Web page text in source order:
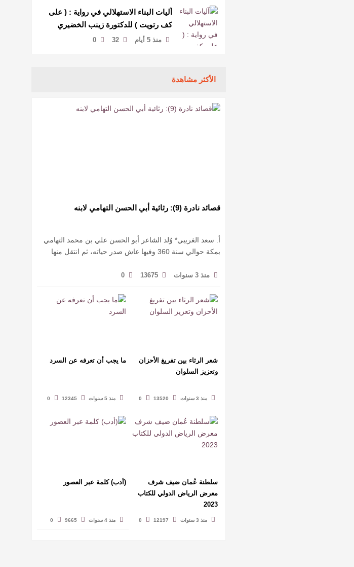
آليات البناء الاستهلالي في رواية : ( على
كف رتويت ) للدكتورة زينب الخضيري
منذ 5 أيام 32
0
الأكثر مشاهدة
قصائد نادرة (9): رثائية أبي الحسن التهامي لابنه
أ. سعد الغريبي* وُلد الشاعر أبو الحسن علي بن محمد التهامي
بمكة حوالي سنة 360 وفيها عاش صدر حياته، ثم انتقل منها
منذ 3 سنوات 13675
0
شعر الرثاء بين تفريغ الأحزان
وتعزيز السلوان
منذ 3 سنوات 13520
0
ما يجب أن تعرفه عن السرد
منذ 5 سنوات 12345
0
سلطنة عُمان ضيف شرف
معرض الرياض الدولي للكتاب
2023
منذ 3 سنوات 12197
0
(أدب) كلمة عبر العصور
منذ 4 سنوات 9665
0